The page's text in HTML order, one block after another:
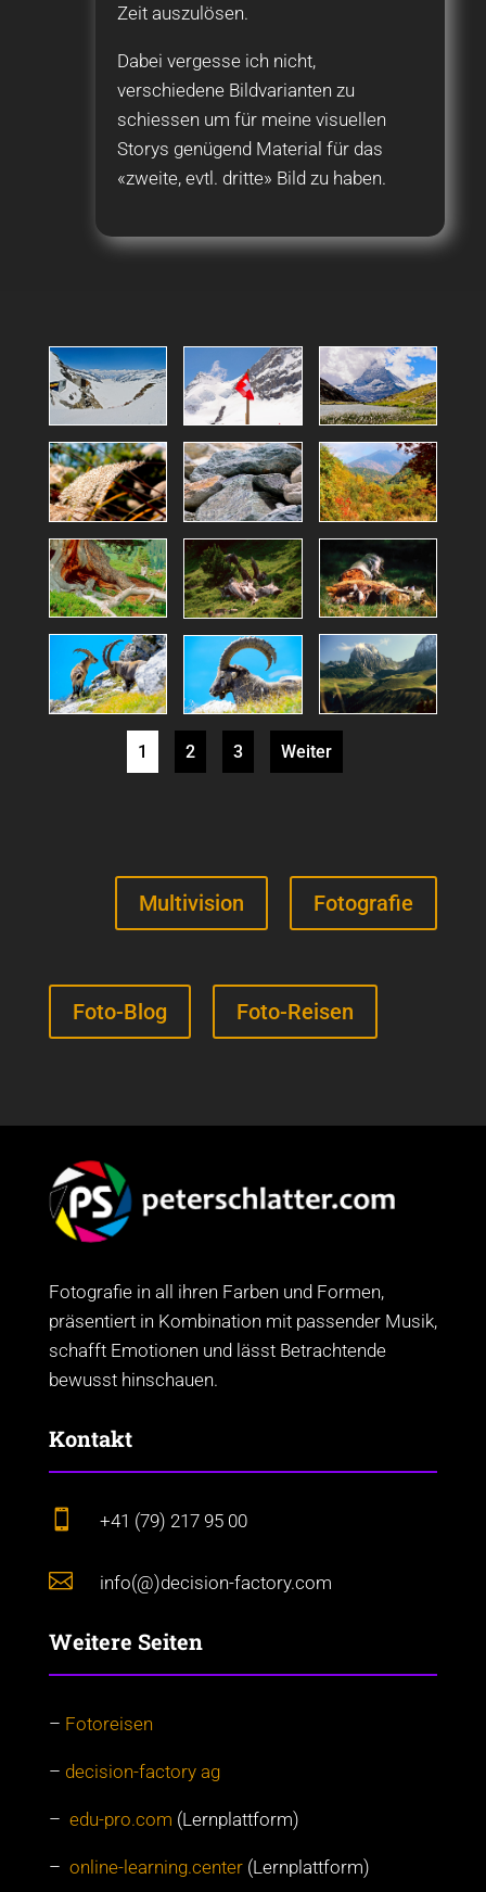
Zeit auszulösen.
Dabei vergesse ich nicht,
verschiedene Bildvarianten zu
schiessen um für meine visuellen
Storys genügend Material für das
«zweite, evtl. dritte» Bild zu haben.
1 2 3 Weiter
Multivision Fotografie
Foto-Blog Foto-Reisen
Fotografie in all ihren Farben und Formen,
präsentiert in Kombination mit passender Musik,
schafft Emotionen und lässt Betrachtende
bewusst hinschauen.
Kontakt
 +41 (79) 217 95 00
 info(@)decision-factory.com
Weitere Seiten
– Fotoreisen
– decision-factory ag
– edu-pro.com (Lernplattform)
– online-learning.center(Lernplattform)